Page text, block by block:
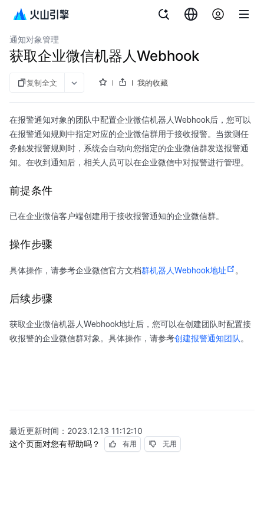
云拨测
通知对象管理
获取企业微信机器人Webhook
复制全文 我的收藏
在报警通知对象的团队中配置企业微信机器人Webhook后，您可以
在报警通知规则中指定对应的企业微信群用于接收报警。当拨测任
务触发报警规则时，系统会自动向您指定的企业微信群发送报警通
知。在收到通知后，相关人员可以在企业微信中对报警进行管理。
前提条件
已在企业微信客户端创建用于接收报警通知的企业微信群。
操作步骤
具体操作，请参考企业微信官方文档群机器人Webhook地址 。
后续步骤
获取企业微信机器人Webhook地址后，您可以在创建团队时配置接
收报警的企业微信群对象。具体操作，请参考创建报警通知团队。
最近更新时间： 2023.12.13 11:12:10
这个页面对您有帮助吗？
有用 无用